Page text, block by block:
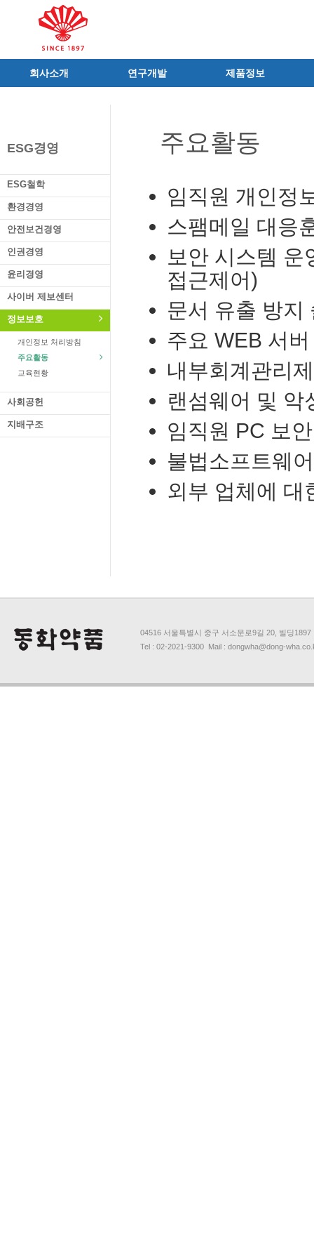
회사소개
사가
연구소/공장
가족친화우수기업
오시는길
가족회사
연구개발
조직 및 업무
중점 연구분야
기술혁신 네트워크
제품정보
전문의약품
의료기기
의약외품
건강기능식품
식품ㆍ음료
공산품ㆍ기타
ESG경영
ESG철학
환경경영
안전보건경영
인권경영
윤리경영
사이버 제보센터
정보보호
개인정보 처리방침
주요활동
교육현황
사회공헌
지배구조
주요활동
임직원 개인정
스팸메일 대응
보안 시스템
접근제어)
문서 유출 방지
주요 WEB 서
내부회계관리
랜섬웨어 및 악
임직원 PC 보
불법소프트웨
외부 업체에 대
04516 서울특별시 중구 서소문로9길 20, 빌딩1897
Tel : 02-2021-9300 Mail : dongwha@dong-